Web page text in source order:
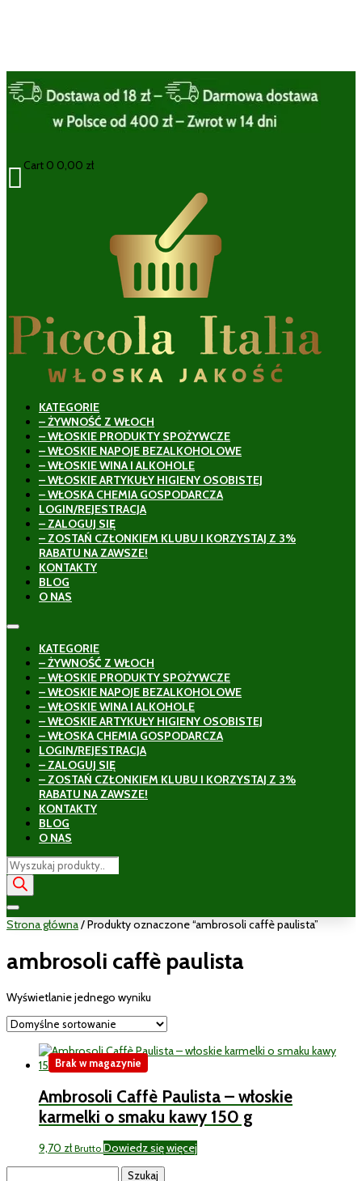
 Cart 0 0,00 zł
KATEGORIE
– ŻYWNOŚĆ Z WŁOCH
– WŁOSKIE PRODUKTY SPOŻYWCZE
– WŁOSKIE NAPOJE BEZALKOHOLOWE
– WŁOSKIE WINA I ALKOHOLE
– WŁOSKIE ARTYKUŁY HIGIENY OSOBISTEJ
– WŁOSKA CHEMIA GOSPODARCZA
LOGIN/REJESTRACJA
– ZALOGUJ SIĘ
– ZOSTAŃ CZŁONKIEM KLUBU I KORZYSTAJ Z 3%
RABATU NA ZAWSZE!
KONTAKTY
BLOG
O NAS
KATEGORIE
– ŻYWNOŚĆ Z WŁOCH
– WŁOSKIE PRODUKTY SPOŻYWCZE
– WŁOSKIE NAPOJE BEZALKOHOLOWE
– WŁOSKIE WINA I ALKOHOLE
– WŁOSKIE ARTYKUŁY HIGIENY OSOBISTEJ
– WŁOSKA CHEMIA GOSPODARCZA
LOGIN/REJESTRACJA
– ZALOGUJ SIĘ
– ZOSTAŃ CZŁONKIEM KLUBU I KORZYSTAJ Z 3%
RABATU NA ZAWSZE!
KONTAKTY
BLOG
O NAS
Wyszukiwarka
produktów
Strona główna/ Produkty oznaczone “ambrosoli caffè paulista”
ambrosoli caffè paulista
Wyświetlanie jednego wyniku
Ambrosoli Caffè Paulista – włoskie
karmelki o smaku kawy 150 g
9,70 zł Brutto Dowiedz się więcej
Brak w magazynie